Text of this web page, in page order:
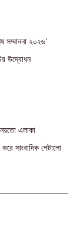
সম্মাননা ২০২৬’
উদ্বোধন
নয়তো এলাকা
সাংবাদিক পেটালো